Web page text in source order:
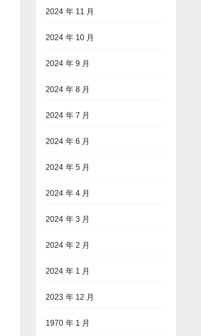
2024 年 11 月
2024 年 10 月
2024 年 9 月
2024 年 8 月
2024 年 7 月
2024 年 6 月
2024 年 5 月
2024 年 4 月
2024 年 3 月
2024 年 2 月
2024 年 1 月
2023 年 12 月
1970 年 1 月